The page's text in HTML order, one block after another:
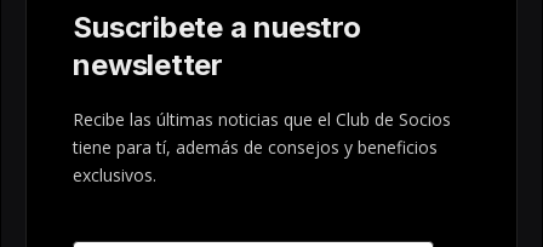
Suscribete a nuestro
newsletter
Recibe las últimas noticias que el Club de Socios
tiene para tí, además de consejos y beneficios
exclusivos.